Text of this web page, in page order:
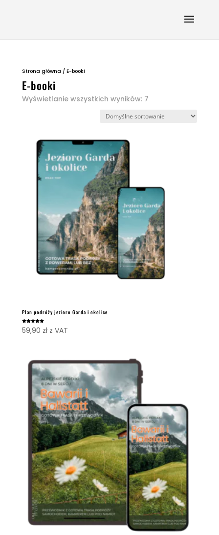
Strona główna / E-booki
E-booki
Wyświetlanie wszystkich wyników: 7
Plan podróży jezioro Garda i okolice
Oceniono
5.00
na 5
59,90 zł z VAT